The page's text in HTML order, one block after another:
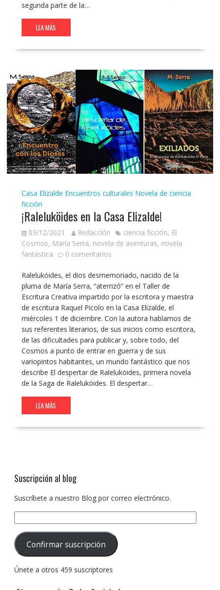
segunda parte de la…
LEA MÁS
Casa Elizalde Encuentros culturales Novela de ciencia
ficción
¡Raleluköides en la Casa Elizalde!
03/12/2021 Redacción ciencia ficción, El
Cosmos, María Serra, novela de aventuras, novela
fantástica
0 comentarios
Raleluköides, el dios desmemoriado, nacido de la
pluma de María Serra, “aterrizó” en el Taller de
Escritura Creativa impartido por la escritora y maestra
de escritura Raquel Picolo en la Casa Elizalde, el
miércoles 1 de diciembre. Con la autora hablamos de
sus referentes literarios, de sus inicios como escritora,
de las dificultades para publicar y, sobre todo, del
Cosmos a punto de entrar en guerra y de sus
variopintos habitantes, un mundo fantástico que nos
describe El despertar de Raleluköides, primera novela
de la Saga de Raleluköides. El despertar…
LEA MÁS
Suscripción al blog
Suscríbete a nuestro Blog por correo electrónico.
correo
electrónico:
Confirmar suscripción
Únete a otros 459 suscriptores